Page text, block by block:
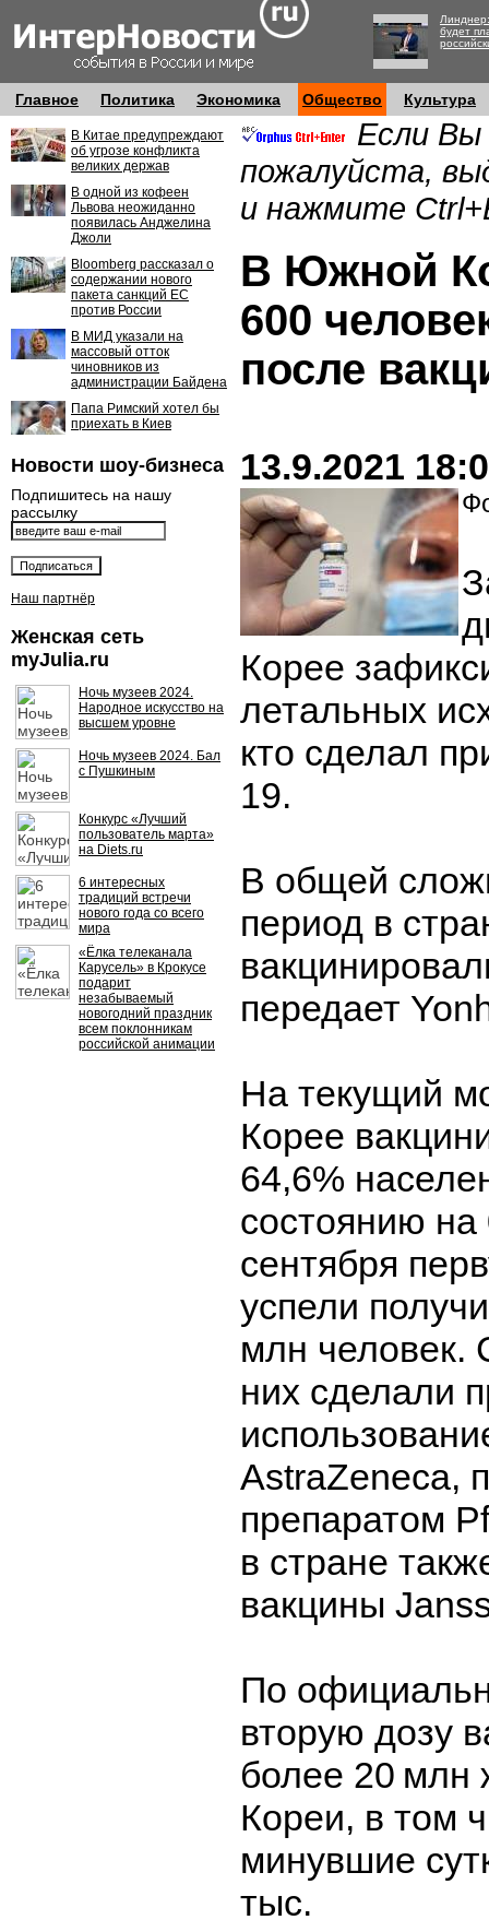
будет
Главное Политика Экономика Общество Культура
В Китае предупреждают
об угрозе конфликта
великих держав
В одной из кофеен
Львова неожиданно
появилась Анджелина
Джоли
Bloomberg рассказал о
содержании нового
пакета санкций ЕС
против России
В МИД указали на
массовый отток
чиновников из
администрации Байдена
Папа Римский хотел бы
приехать в Киев
Новости шоу-бизнеса
Подпишитесь на нашу
рассылку
Наш партнёр
Женская сеть
myJulia.ru
Ночь музеев 2024.
Народное искусство на
высшем уровне
Ночь музеев 2024. Бал
с Пушкиным
Конкурс «Лучший
пользователь марта»
на Diets.ru
6 интересных
традиций встречи
нового года со всего
мира
«Ёлка телеканала
Карусель» в Крокусе
подарит
незабываемый
новогодний праздник
всем поклонникам
российской анимации
Если Вы
пожалуйста,
и нажмите
В Южной
600
после
13.9.2021
Корее
летальных
кто сделал
19.
В общей
период в
передает
На текущий
Корее
64,6%
состоянию на
сентября
успели
млн человек.
них сделали
AstraZeneca,
препаратом
в стране
вакцины
По
вторую дозу
более 20
Кореи, в том
минувшие
тыс.